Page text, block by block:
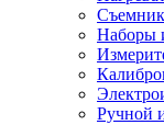
Наборы
Ручной